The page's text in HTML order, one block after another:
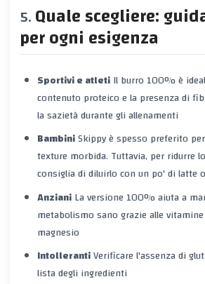
Quale scegliere:
per ogni esigenza
Sportivi e atletiIl burro 100% è
contenuto proteico e la presenza di
la sazietà durante gli allenamenti
BambiniSkippy è spesso preferito
texture morbida. Tuttavia, per ridurre
consiglia di diluirlo con un po' di latte
AnzianiLa versione 100% aiuta a
metabolismo sano grazie alle
magnesio
IntollerantiVerificare l'assenza di
lista degli ingredienti